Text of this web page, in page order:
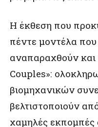
Η έκθεση που
πέντε μοντέλα
αναπαραχθούν
Couples»:
βιομηχανικών
βελτιστοποιούν
χαμηλές εκπομπές